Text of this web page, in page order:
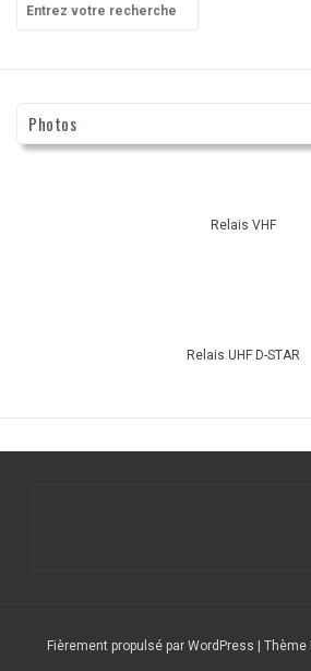
pour
Photos
Relais VHF
Relais UHF D-STAR
Fièrement propulsé par WordPress Thème